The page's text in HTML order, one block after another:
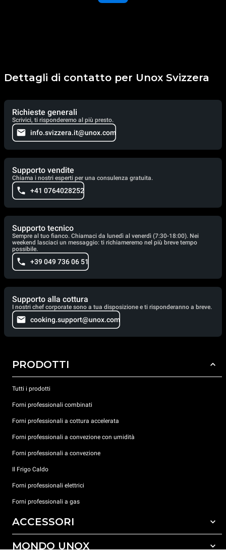
Dettagli di contatto per Unox Svizzera
Richieste generali
Scrivici, ti risponderemo al più presto.
info.svizzera.it@unox.com
Supporto vendite
Chiama i nostri esperti per una consulenza gratuita.
+41 0764028252
Supporto tecnico
Sempre al tuo fianco. Chiamaci da lunedì al venerdì (7:30-18:00). Nei
weekend lasciaci un messaggio: ti richiameremo nel più breve tempo
possibile.
+39 049 736 06 51
Supporto alla cottura
I nostri chef corporate sono a tua disposizione e ti risponderanno a breve.
cooking.support@unox.com
PRODOTTI
Tutti i prodotti
Forni professionali combinati
Forni professionali a cottura accelerata
Forni professionali a convezione con umidità
Forni professionali a convezione
Il Frigo Caldo
Forni professionali elettrici
Forni professionali a gas
ACCESSORI
Tutti gli accessori
MONDO UNOX